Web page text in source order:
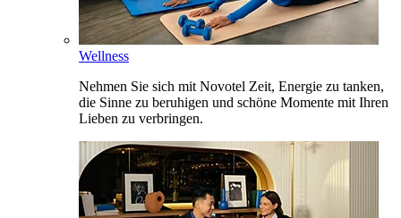
Wellness
Nehmen Sie sich mit Novotel Zeit, Energie zu tanken,
die Sinne zu beruhigen und schöne Momente mit Ihren
Lieben zu verbringen.